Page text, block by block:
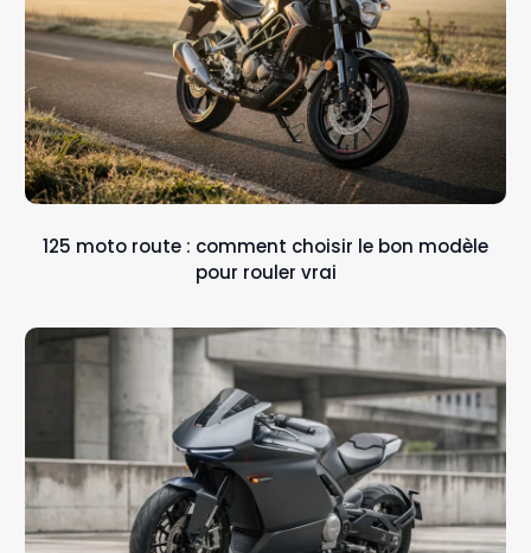
125 moto route : comment choisir le bon modèle
pour rouler vrai